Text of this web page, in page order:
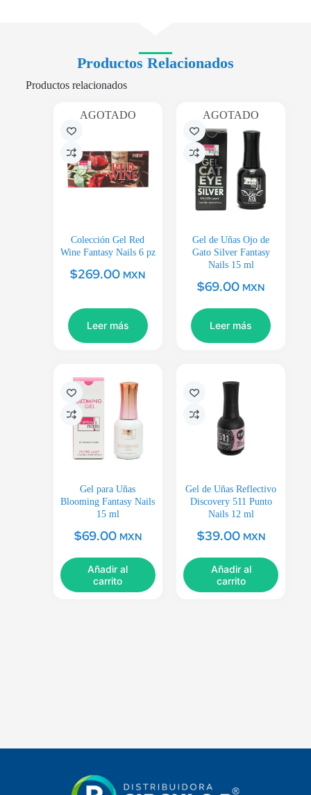
Productos Relacionados
Productos relacionados
AGOTADO
Colección Gel Red
Wine Fantasy Nails 6 pz
$269.00 MXN
Leer más
AGOTADO
Gel de Uñas Ojo de
Gato Silver Fantasy
Nails 15 ml
$69.00 MXN
Leer más
Gel para Uñas
Blooming Fantasy Nails
15 ml
$69.00 MXN
Añadir al
carrito
Gel de Uñas Reflectivo
Discovery 511 Punto
Nails 12 ml
$39.00 MXN
Añadir al
carrito